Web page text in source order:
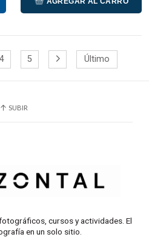
4 5 Último
SUBIR
cursos y actividades. El
en un solo sitio.